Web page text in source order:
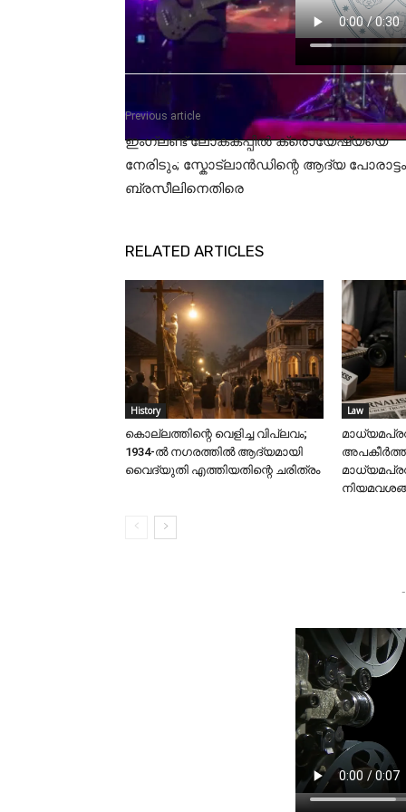
Previous article
ഇംഗ്ലണ്ട് ലോകകപ്പിൽ ക്രൊയേഷ്യയെ
നേരിടും; സ്കോട്‍ലാൻഡിന്റെ ആദ്യ പോരാട്ടം
ബ്രസീലിനെതിരെ
RELATED ARTICLES
History
കൊല്ലത്തിന്റെ വെളിച്ച വിപ്ലവം;
1934-ൽ നഗരത്തിൽ ആദ്യമായി
വൈദ്യുതി എത്തിയതിന്റെ ചരിത്രം
Law